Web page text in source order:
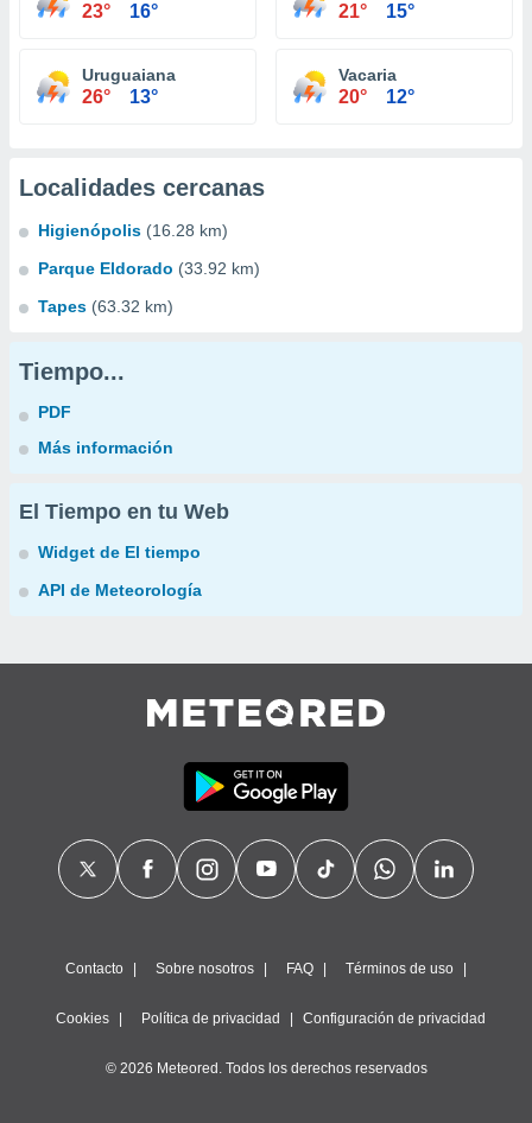
23° 16° 21° 15°
Uruguaiana
26° 13°
Vacaria
20° 12°
Localidades cercanas
Higienópolis (16.28 km)
Parque Eldorado (33.92 km)
Tapes (63.32 km)
Tiempo...
PDF
Más información
El Tiempo en tu Web
Widget de El tiempo
API de Meteorología
Contacto Sobre nosotros FAQ Términos de uso
Cookies Política de privacidad Configuración de privacidad
© 2026 Meteored. Todos los derechos reservados